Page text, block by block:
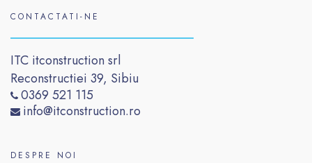
CONTACTATI-NE
ITC itconstruction srl
Reconstructiei 39, Sibiu
0369 521 115
info@itconstruction.ro
DESPRE NOI